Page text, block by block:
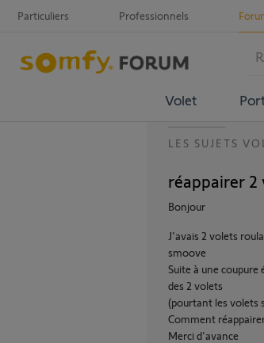
Particuliers Professionnels
Volet
LES SUJETS
réappairer 2
Bonjour
J'avais 2 volets
smoove
Suite à une
des 2 volets
(pourtant les volets
Comment
Merci d'avance